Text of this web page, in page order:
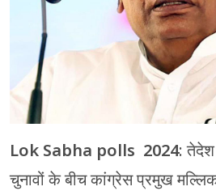
Lok Sabha polls 2024: तेदेश
चुनावों के बीच कांग्रेस प्रमुख
रामपुर